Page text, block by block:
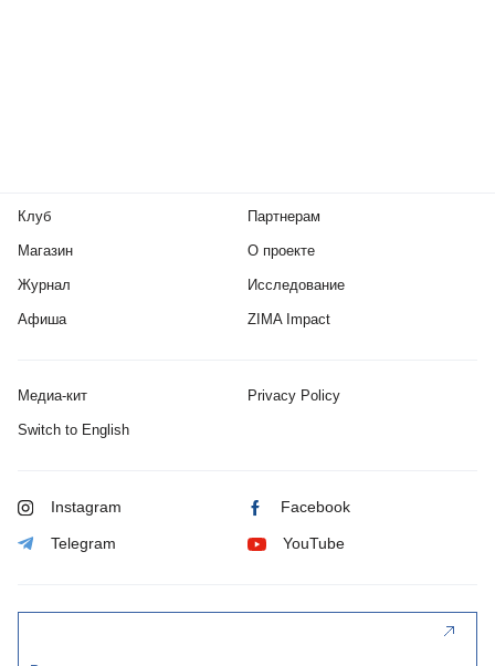
Клуб
Магазин
Журнал
Афиша
Партнерам
О проекте
Исследование
ZIMA Impact
Медиа-кит Privacy Policy
Switch to English
Instagram Facebook
Telegram YouTube